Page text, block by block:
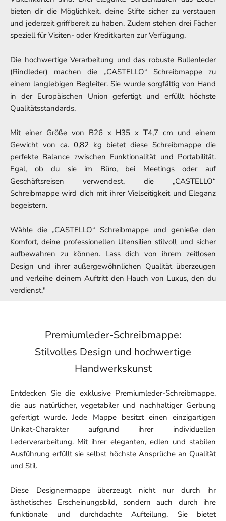
bieten dir die Möglichkeit, deine Stifte sicher zu verstauen
und jederzeit griffbereit zu haben. Zudem stehen drei Fächer
speziell für Visiten- oder Kreditkarten zur Verfügung.
Die hochwertige Verarbeitung und das robuste Bullenleder
(Rindleder) machen die „CASTELLO“ Schreibmappe zu
einem langlebigen Begleiter. Sie wurde sorgfältig von Hand
in der Europäischen Union gefertigt und erfüllt höchste
Qualitätsstandards.
Mit einer Größe von B26 x H35 x T4,7 cm und einem
Gewicht von ca. 0,82 kg bietet diese Schreibmappe die
perfekte Balance zwischen Funktionalität und Portabilität.
Egal, ob du sie im Büro, bei Meetings oder auf
Geschäftsreisen verwendest, die „CASTELLO“
Schreibmappe wird dich mit ihrer Vielseitigkeit und Eleganz
begeistern.
Wähle die „CASTELLO“ Schreibmappe und genieße den
Komfort, deine professionellen Utensilien stilvoll und sicher
aufbewahren zu können. Lass dich von ihrem zeitlosen
Design und ihrer außergewöhnlichen Qualität überzeugen
und verleihe deinem Auftritt den Hauch von Luxus, den du
verdienst."
Premiumleder-Schreibmappe:
Stilvolles Design und hochwertige
Handwerkskunst
Entdecken Sie die exklusive Premiumleder-Schreibmappe,
die aus natürlicher, vegetabiler und nachhaltiger Gerbung
gefertigt wurde. Jede Mappe besitzt einen einzigartigen
Unikat-Charakter aufgrund ihrer individuellen
Lederverarbeitung. Mit ihrer eleganten, edlen und stabilen
Ausführung erfüllt sie selbst höchste Ansprüche an Qualität
und Stil.
Diese Designermappe überzeugt nicht nur durch ihr
ästhetisches Erscheinungsbild, sondern auch durch ihre
funktionale und durchdachte Aufteilung. Sie bietet